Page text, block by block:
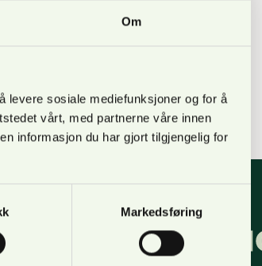
Om
levere sosiale mediefunksjoner og for å
vårt, med partnerne våre innen
informasjon du har gjort tilgjengelig for
Markedsføring
oss